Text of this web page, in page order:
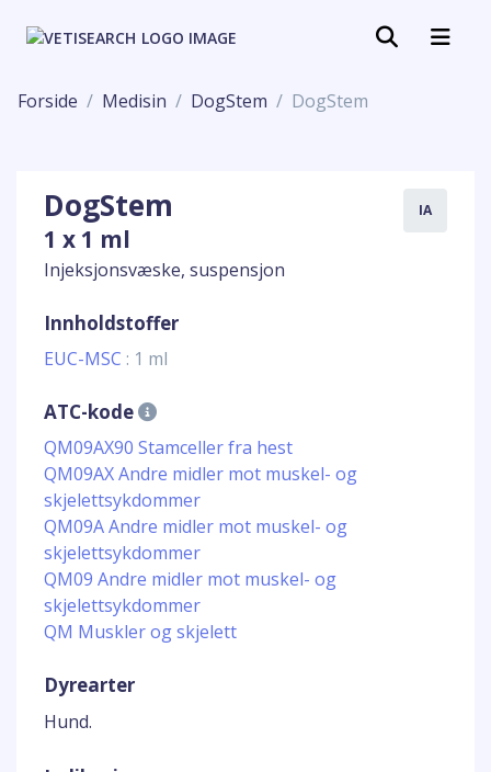
Forside Medisin DogStem DogStem
DogStem
1 x 1 ml
Injeksjonsvæske, suspensjon
IA
Innholdstoffer
EUC-MSC : 1 ml
ATC-kode
QM09AX90 Stamceller fra hest
QM09AX Andre midler mot muskel- og
skjelettsykdommer
QM09A Andre midler mot muskel- og
skjelettsykdommer
QM09 Andre midler mot muskel- og
skjelettsykdommer
QM Muskler og skjelett
Dyrearter
Hund.